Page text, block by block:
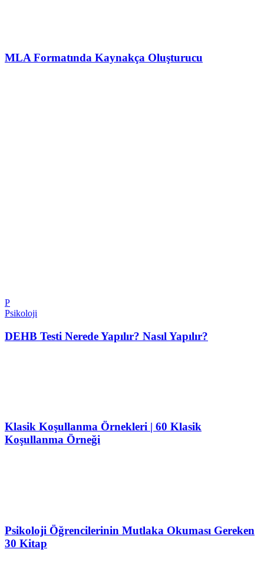
MLA Formatında Kaynakça Oluşturucu
P
Psikoloji
DEHB Testi Nerede Yapılır? Nasıl Yapılır?
Klasik Koşullanma Örnekleri | 60 Klasik
Koşullanma Örneği
Psikoloji Öğrencilerinin Mutlaka Okuması Gereken
30 Kitap